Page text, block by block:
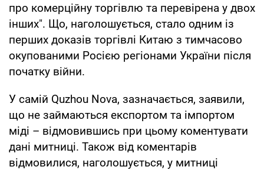
про комерційну торгівлю та перевірена у двох
інших". Що, наголошується, стало одним із
перших доказів торгівлі Китаю з тимчасово
окупованими Росією регіонами України після
початку війни.
У самій Quzhou Nova, зазначається, заявили,
що не займаються експортом та імпортом
міді – відмовившись при цьому коментувати
дані митниці. Також від коментарів
відмовилися, наголошується, у митниці